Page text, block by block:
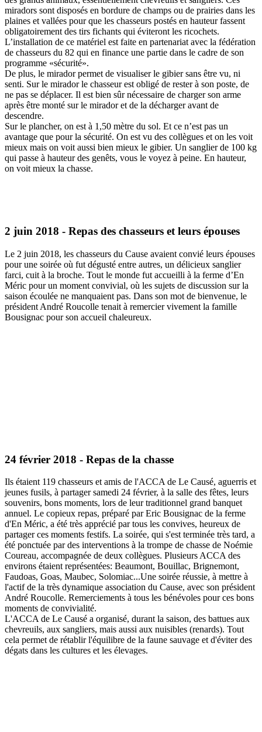
miradors sont disposés en bordure de champs ou de prairies dans les
plaines et vallées pour que les chasseurs postés en hauteur fassent
obligatoirement des tirs fichants qui éviteront les ricochets.
L’installation de ce matériel est faite en partenariat avec la fédération
de chasseurs du 82 qui en finance une partie dans le cadre de son
programme «sécurité».
De plus, le mirador permet de visualiser le gibier sans être vu, ni
senti. Sur le mirador le chasseur est obligé de rester à son poste, de
ne pas se déplacer. Il est bien sûr nécessaire de charger son arme
après être monté sur le mirador et de la décharger avant de
descendre.
Sur le plancher, on est à 1,50 mètre du sol. Et ce n’est pas un
avantage que pour la sécurité. On est vu des collègues et on les voit
mieux mais on voit aussi bien mieux le gibier. Un sanglier de 100 kg
qui passe à hauteur des genêts, vous le voyez à peine. En hauteur,
on voit mieux la chasse.
2 juin 2018 - Repas des chasseurs et leurs épouses
Le 2 juin 2018, les chasseurs du Cause avaient convié leurs épouses
pour une soirée où fut dégusté entre autres, un délicieux sanglier
farci, cuit à la broche. Tout le monde fut accueilli à la ferme d’En
Méric pour un moment convivial, où les sujets de discussion sur la
saison écoulée ne manquaient pas. Dans son mot de bienvenue, le
président André Roucolle tenait à remercier vivement la famille
Bousignac pour son accueil chaleureux.
24 février 2018 - Repas de la chasse
Ils étaient 119 chasseurs et amis de l'ACCA de Le Causé, aguerris et
jeunes fusils, à partager samedi 24 février, à la salle des fêtes, leurs
souvenirs, bons moments, lors de leur traditionnel grand banquet
annuel. Le copieux repas, préparé par Eric Bousignac de la ferme
d'En Méric, a été très apprécié par tous les convives, heureux de
partager ces moments festifs. La soirée, qui s'est terminée très tard, a
été ponctuée par des interventions à la trompe de chasse de Noémie
Coureau, accompagnée de deux collègues. Plusieurs ACCA des
environs étaient représentées: Beaumont, Bouillac, Brignemont,
Faudoas, Goas, Maubec, Solomiac...Une soirée réussie, à mettre à
l'actif de la très dynamique association du Cause, avec son président
André Roucolle. Remerciements à tous les bénévoles pour ces bons
moments de convivialité.
L'ACCA de Le Causé a organisé, durant la saison, des battues aux
chevreuils, aux sangliers, mais aussi aux nuisibles (renards). Tout
cela permet de rétablir l'équilibre de la faune sauvage et d'éviter des
dégats dans les cultures et les élevages.